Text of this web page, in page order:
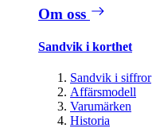
Om oss
Sandvik i korthet
Sandvik i siffror
Affärsmodell
Varumärken
Historia